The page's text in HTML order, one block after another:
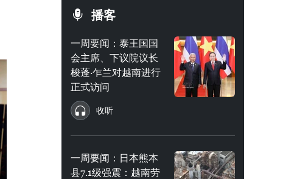
播客
一周要闻：泰王国国
会主席、下议院议长
梭蓬·乍兰对越南进行
正式访问
收听
一周要闻：日本熊本
县7.1级强震：越南劳